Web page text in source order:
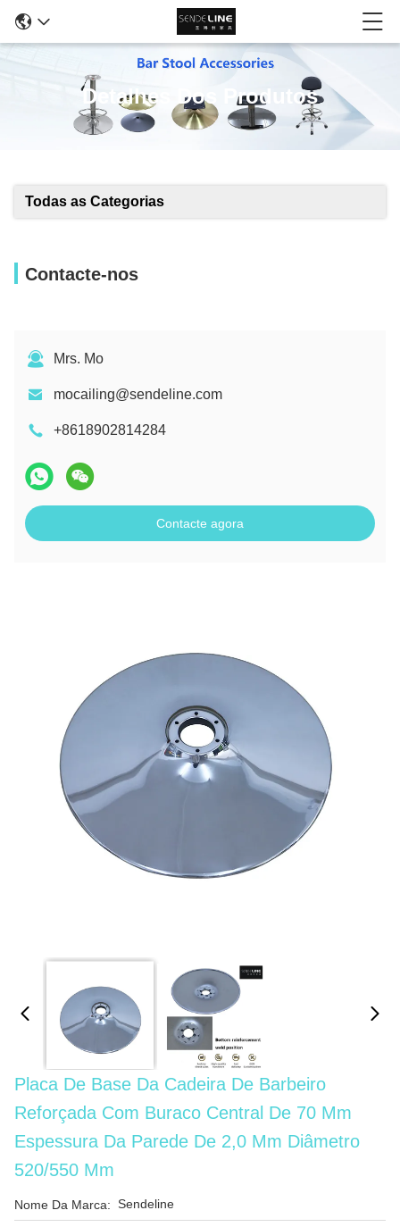
Detalhes Dos Produtos
Todas as Categorias
Contacte-nos
Mrs. Mo
mocailing@sendeline.com
+8618902814284
Contacte agora
Placa De Base Da Cadeira De Barbeiro
Reforçada Com Buraco Central De 70 Mm
Espessura Da Parede De 2,0 Mm Diâmetro
520/550 Mm
Nome Da Marca: Sendeline